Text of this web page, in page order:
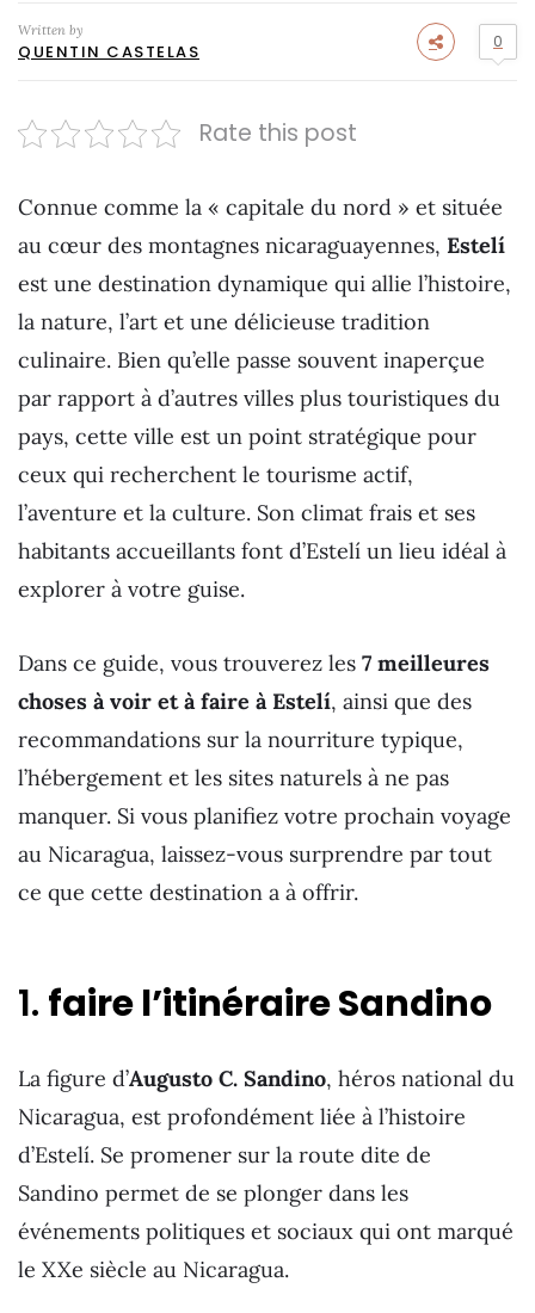
Written by
QUENTIN CASTELAS 0
Rate this post
Connue comme la « capitale du nord » et située
au cœur des montagnes nicaraguayennes, Estelí
est une destination dynamique qui allie l’histoire,
la nature, l’art et une délicieuse tradition
culinaire. Bien qu’elle passe souvent inaperçue
par rapport à d’autres villes plus touristiques du
pays, cette ville est un point stratégique pour
ceux qui recherchent le tourisme actif,
l’aventure et la culture. Son climat frais et ses
habitants accueillants font d’Estelí un lieu idéal à
explorer à votre guise.
Dans ce guide, vous trouverez les 7 meilleures
choses à voir et à faire à Estelí, ainsi que des
recommandations sur la nourriture typique,
l’hébergement et les sites naturels à ne pas
manquer. Si vous planifiez votre prochain voyage
au Nicaragua, laissez-vous surprendre par tout
ce que cette destination a à offrir.
1. faire l’itinéraire Sandino
La figure d’Augusto C. Sandino, héros national du
Nicaragua, est profondément liée à l’histoire
d’Estelí. Se promener sur la route dite de
Sandino permet de se plonger dans les
événements politiques et sociaux qui ont marqué
le XXe siècle au Nicaragua.